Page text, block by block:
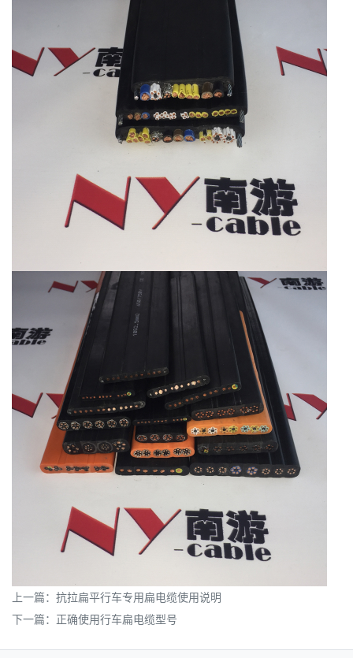
上一篇： 抗拉扁平行车专用扁电缆使用说明
下一篇： 正确使用行车扁电缆型号